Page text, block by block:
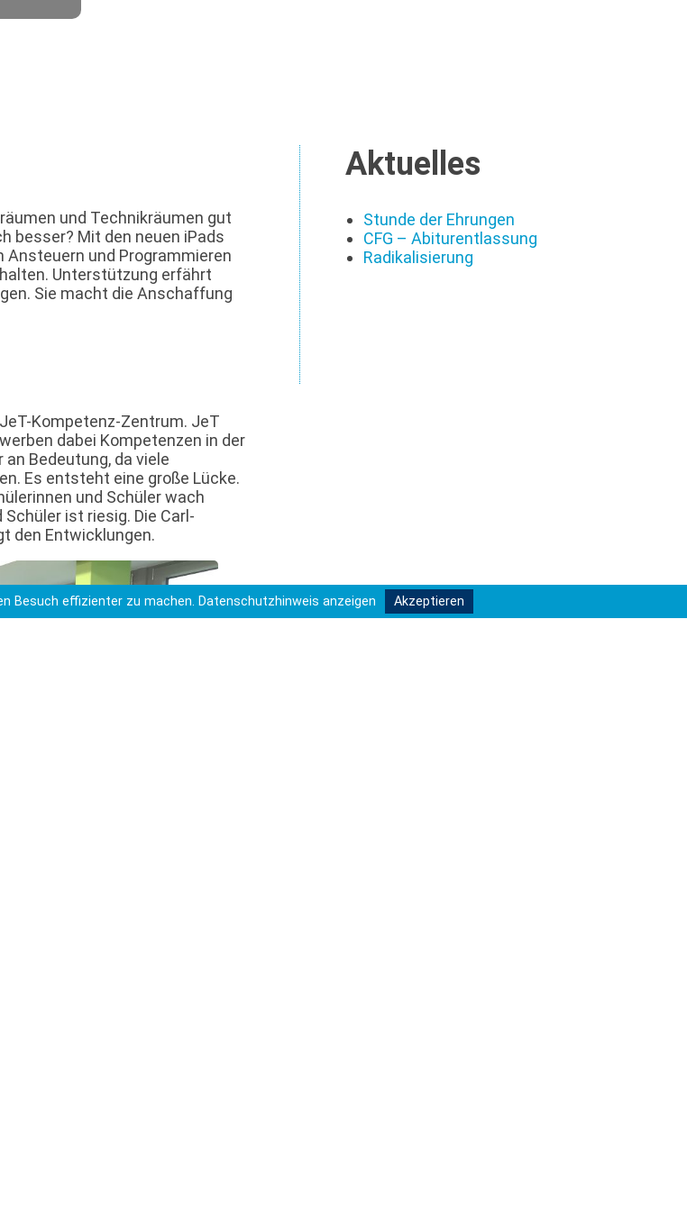
und Technikräumen gut
besser? Mit den neuen iPads
Ansteuern und Programmieren
Unterstützung erfährt
Sie macht die Anschaffung
Kompetenz-Zentrum. JeT
dabei Kompetenzen in der
Bedeutung, da viele
Es entsteht eine große Lücke.
und Schüler wach
ist riesig. Die Carl-
den Entwicklungen.
Aktuelles
Stunde der Ehrungen
CFG – Abiturentlassung
Radikalisierung
Besuch effizienter zu machen. Datenschutzhinweis anzeigen Akzeptieren